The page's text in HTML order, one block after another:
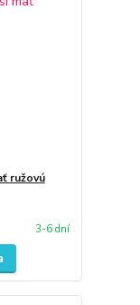
ružovú
3-6 dní